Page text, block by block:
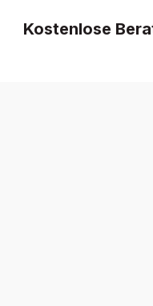
Kostenlose